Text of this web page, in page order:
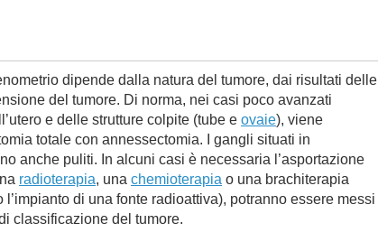
dipende dalla natura del tumore, dai risultati delle
del tumore. Di norma, nei casi poco avanzati
e delle strutture colpite (tube e ovaie), viene
totale con annessectomia. I gangli situati in
anche puliti. In alcuni casi è necessaria l’asportazione
radioterapia, una chemioterapia o una brachiterapia
di una fonte radioattiva), potranno essere messi
classificazione del tumore.